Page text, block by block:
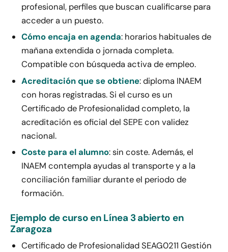
profesional, perfiles que buscan cualificarse para
acceder a un puesto.
Cómo encaja en agenda: horarios habituales de
mañana extendida o jornada completa.
Compatible con búsqueda activa de empleo.
Acreditación que se obtiene: diploma INAEM
con horas registradas. Si el curso es un
Certificado de Profesionalidad completo, la
acreditación es oficial del SEPE con validez
nacional.
Coste para el alumno: sin coste. Además, el
INAEM contempla ayudas al transporte y a la
conciliación familiar durante el periodo de
formación.
Ejemplo de curso en Línea 3 abierto en
Zaragoza
Certificado de Profesionalidad SEAG0211 Gestión